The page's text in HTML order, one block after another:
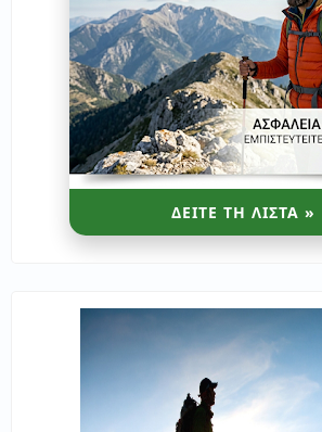
ΔΕΙΤΕ ΤΗ ΛΙΣΤΑ »